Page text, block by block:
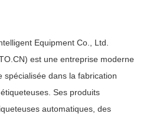
Equipment Co., Ltd.
est une entreprise moderne
spécialisée dans la fabrication
Ses produits
automatiques, des